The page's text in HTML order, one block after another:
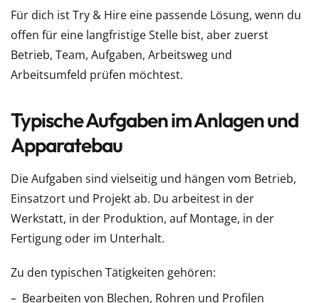
Für dich ist Try & Hire eine passende Lösung, wenn du
offen für eine langfristige Stelle bist, aber zuerst
Betrieb, Team, Aufgaben, Arbeitsweg und
Arbeitsumfeld prüfen möchtest.
Typische Aufgaben im Anlagen und
Apparatebau
Die Aufgaben sind vielseitig und hängen vom Betrieb,
Einsatzort und Projekt ab. Du arbeitest in der
Werkstatt, in der Produktion, auf Montage, in der
Fertigung oder im Unterhalt.
Zu den typischen Tätigkeiten gehören:
Bearbeiten von Blechen, Rohren und Profilen